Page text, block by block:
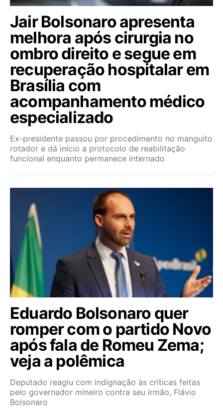
Jair Bolsonaro apresenta
melhora após cirurgia no
ombro direito e segue em
recuperação hospitalar em
Brasília com
acompanhamento médico
especializado
Ex-presidente passou por procedimento no manguito
rotador e dá início a protocolo de reabilitação
funcional enquanto permanece internado
Eduardo Bolsonaro quer
romper com o partido Novo
após fala de Romeu Zema;
veja a polêmica
Deputado reagiu com indignação às críticas feitas
pelo governador mineiro contra seu irmão, Flávio
Bolsonaro